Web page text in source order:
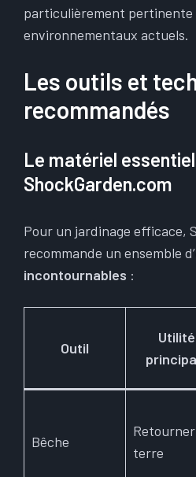
particulièrement pertinente
environnementaux actuels.
Les outils et
recommandés
Le matériel
ShockGarden.com
Pour un jardinage efficace,
recommande un ensemble d’
incontournables :
Outil
Utilité
Bêche
terre